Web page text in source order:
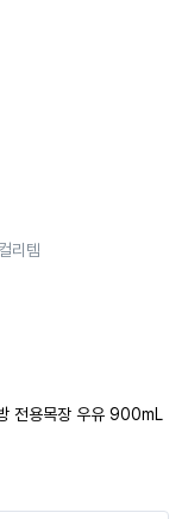
리템
전용목장 우유 900mL